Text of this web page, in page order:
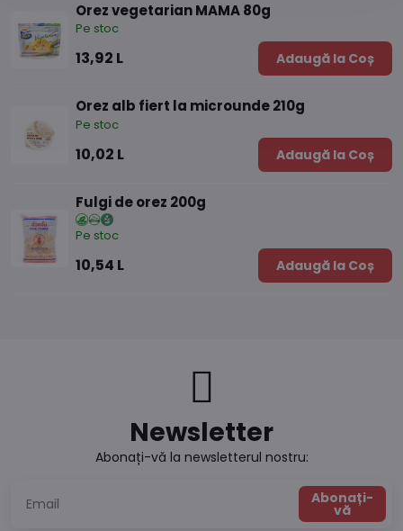
Orez vegetarian MAMA 80g
Pe stoc
13,92 L Adaugă la Coș
Orez alb fiert la microunde 210g
Pe stoc
10,02 L Adaugă la Coș
Fulgi de orez 200g
Pe stoc
10,54 L Adaugă la Coș
Newsletter
Abonați-vă la newsletterul nostru:
Abonați-
vă